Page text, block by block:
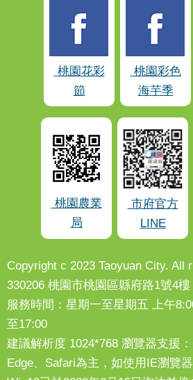
桃園花彩
節
桃園彩色
海芋季
桃園農業
局
市府官方
LINE
Copyright c 2023 Taoyuan City. All
330206 桃園市桃園區縣府路1號4
服務時間：星期一至星期五 上午
至17:00
建議解析度 1024*768 瀏覽器支援：
Edge、Safari為主，如使用IE瀏覽